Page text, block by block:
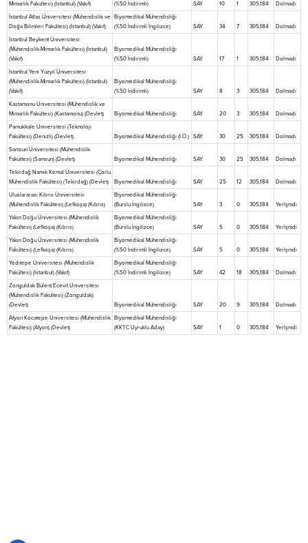
Mimarlık Fakültesi) (İstanbul) (Vakıf)
(%50 İndirimli)
SAY 10 1 305,184 Dolmadı
İstanbul Atlas Üniversitesi (Mühendislik ve
Doğa Bilimleri Fakültesi) (İstanbul) (Vakıf)
Biyomedikal Mühendisliği
(%50 İndirimli İngilizce)
SAY 34 7 305,184 Dolmadı
İstanbul Beykent Üniversitesi
(Mühendislik-Mimarlık Fakültesi) (İstanbul)
(Vakıf)
Biyomedikal Mühendisliği
(%50 İndirimli)
SAY 17 1 305,184 Dolmadı
İstanbul Yeni Yüzyıl Üniversitesi
(Mühendislik-Mimarlık Fakültesi) (İstanbul)
(Vakıf)
Biyomedikal Mühendisliği
(%50 İndirimli)
SAY 8 3 305,184 Dolmadı
Kastamonu Üniversitesi (Mühendislik ve
Mimarlık Fakültesi) (Kastamonu) (Devlet)
Biyomedikal Mühendisliği SAY 20 3 305,184 Dolmadı
Pamukkale Üniversitesi (Teknoloji
Fakültesi) (Denizli) (Devlet)
Biyomedikal Mühendisliği (İ.Ö.) SAY 30 25 305,184 Dolmadı
Samsun Üniversitesi (Mühendislik
Fakültesi) (Samsun) (Devlet)
Biyomedikal Mühendisliği SAY 30 25 305,184 Dolmadı
Tekirdağ Namık Kemal Üniversitesi (Çorlu
Mühendislik Fakültesi) (Tekirdağ) (Devlet)
Biyomedikal Mühendisliği SAY 25 12 305,184 Dolmadı
Uluslararası Kıbrıs Üniversitesi
(Mühendislik Fakültesi) (Lefkoşa) (Kıbrıs)
Biyomedikal Mühendisliği
(Burslu İngilizce)
SAY 3 0 305,184 Yerlşmdi
Yakın Doğu Üniversitesi (Mühendislik
Fakültesi) (Lefkoşa) (Kıbrıs)
Biyomedikal Mühendisliği
(Burslu İngilizce)
SAY 5 0 305,184 Yerlşmdi
Yakın Doğu Üniversitesi (Mühendislik
Fakültesi) (Lefkoşa) (Kıbrıs)
Biyomedikal Mühendisliği
(%50 İndirimli İngilizce)
SAY 5 0 305,184 Yerlşmdi
Yeditepe Üniversitesi (Mühendislik
Fakültesi) (İstanbul) (Vakıf)
Biyomedikal Mühendisliği
(%50 İndirimli İngilizce)
SAY 42 18 305,184 Dolmadı
Zonguldak Bülent Ecevit Üniversitesi
(Mühendislik Fakültesi) (Zonguldak)
(Devlet)
Biyomedikal Mühendisliği SAY 20 9 305,184 Dolmadı
Afyon Kocatepe Üniversitesi (Mühendislik
Fakültesi) (Afyon) (Devlet)
Biyomedikal Mühendisliği
(KKTC Uyruklu Aday)
SAY 1 0 305,184 Yerlşmdi